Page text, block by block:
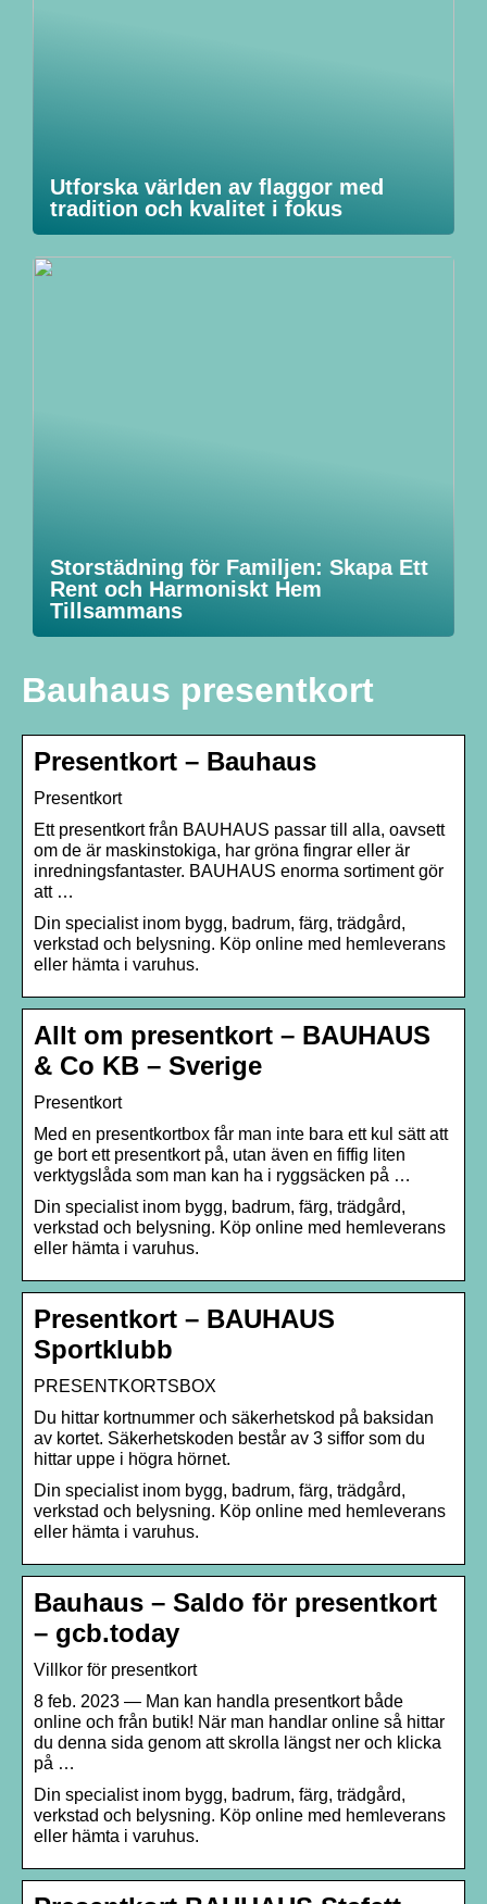
Utforska världen av flaggor med
tradition och kvalitet i fokus
Storstädning för Familjen: Skapa Ett
Rent och Harmoniskt Hem
Tillsammans
Bauhaus presentkort
Presentkort – Bauhaus
Presentkort
Ett presentkort från BAUHAUS passar till alla, oavsett
om de är maskinstokiga, har gröna fingrar eller är
inredningsfantaster. BAUHAUS enorma sortiment gör
att …
Din specialist inom bygg, badrum, färg, trädgård,
verkstad och belysning. Köp online med hemleverans
eller hämta i varuhus.
Allt om presentkort – BAUHAUS
& Co KB – Sverige
Presentkort
Med en presentkortbox får man inte bara ett kul sätt att
ge bort ett presentkort på, utan även en fiffig liten
verktygslåda som man kan ha i ryggsäcken på …
Din specialist inom bygg, badrum, färg, trädgård,
verkstad och belysning. Köp online med hemleverans
eller hämta i varuhus.
Presentkort – BAUHAUS
Sportklubb
PRESENTKORTSBOX
Du hittar kortnummer och säkerhetskod på baksidan
av kortet. Säkerhetskoden består av 3 siffor som du
hittar uppe i högra hörnet.
Din specialist inom bygg, badrum, färg, trädgård,
verkstad och belysning. Köp online med hemleverans
eller hämta i varuhus.
Bauhaus – Saldo för presentkort
– gcb.today
Villkor för presentkort
8 feb. 2023 — Man kan handla presentkort både
online och från butik! När man handlar online så hittar
du denna sida genom att skrolla längst ner och klicka
på …
Din specialist inom bygg, badrum, färg, trädgård,
verkstad och belysning. Köp online med hemleverans
eller hämta i varuhus.